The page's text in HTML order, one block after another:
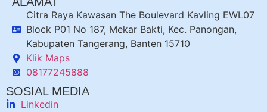
Citra Raya Kawasan The Boulevard Kavling EWL07
Block P01 No 187, Mekar Bakti, Kec. Panongan,
Kabupaten Tangerang, Banten 15710
Klik Maps
08177245888
SOSIAL MEDIA
Linkedin